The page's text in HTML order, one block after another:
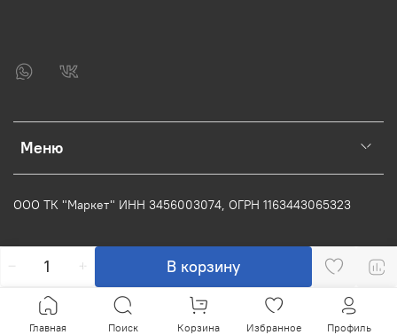
В корзину
Меню
ООО ТК "Маркет" ИНН 3456003074, ОГРН 1163443065323
Главная Поиск Корзина Избранное Профиль